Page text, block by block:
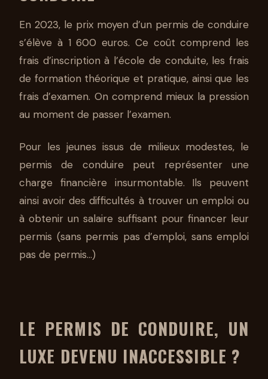
En 2023, le prix moyen d’un permis de conduire
s’élève à 1 600 euros. Ce coût comprend les
frais d’inscription à l’école de conduite, les frais
de formation théorique et pratique, ainsi que les
frais d’examen. On comprend mieux la pression
au moment de passer l’examen.
Pour les jeunes issus de milieux modestes, le
permis de conduire peut représenter une
charge financière insurmontable. Ils peuvent
ainsi avoir des difficultés à trouver un emploi ou
à obtenir un salaire suffisant pour financer leur
permis (sans permis pas d’emploi, sans emploi
pas de permis…)
LE PERMIS DE CONDUIRE, UN
LUXE DEVENU INACCESSIBLE ?